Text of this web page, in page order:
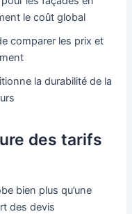
le coût global
comparer les prix et
la durabilité de la
des tarifs
bien plus qu’une
des devis